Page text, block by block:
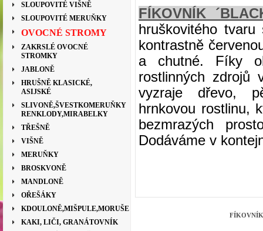
SLOUPOVITÉ VIŠNĚ
SLOUPOVITÉ MERUŇKY
OVOCNÉ STROMY
ZAKRSLÉ OVOCNÉ
STROMKY
JABLONĚ
HRUŠNĚ KLASICKÉ,
ASIJSKÉ
SLIVONĚ,ŠVESTKOMERUŇKY
RENKLODY,MIRABELKY
TŘEŠNĚ
VIŠNĚ
MERUŇKY
BROSKVONĚ
MANDLONĚ
OŘEŠÁKY
KDOULONĚ,MIŠPULE,MORUŠE
KAKI, LIČI, GRANÁTOVNÍK
FÍKOVNÍK
hruškovitého
kontrastně
a chutné. Fíky
rostlinných zdrojů
vyzraje dřevo,
hrnkovou rostlinu,
bezmrazých
Dodáváme v
FÍKOVNÍK